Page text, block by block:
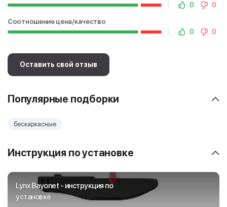
0
0
Соотношение цена/качество
0
0
Оставить свой отзыв
Популярные подборки
бескаркасные
Инструкция по установке
Lynx Bayonet - инструкция по
установке